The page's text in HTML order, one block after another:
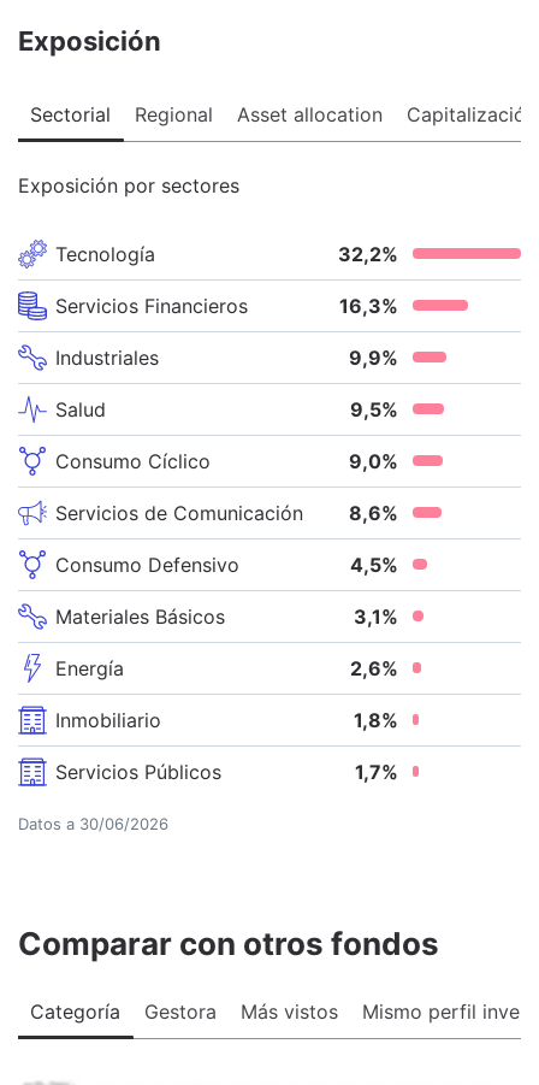
Exposición
Sectorial Regional Asset allocation Capitalización
Exposición por sectores
Tecnología 32,2%
Servicios Financieros 16,3%
Industriales 9,9%
Salud 9,5%
Consumo Cíclico 9,0%
Servicios de Comunicación 8,6%
Consumo Defensivo 4,5%
Materiales Básicos 3,1%
Energía 2,6%
Inmobiliario 1,8%
Servicios Públicos 1,7%
Datos a 30/06/2026
Comparar con otros fondos
Categoría Gestora Más vistos Mismo perfil